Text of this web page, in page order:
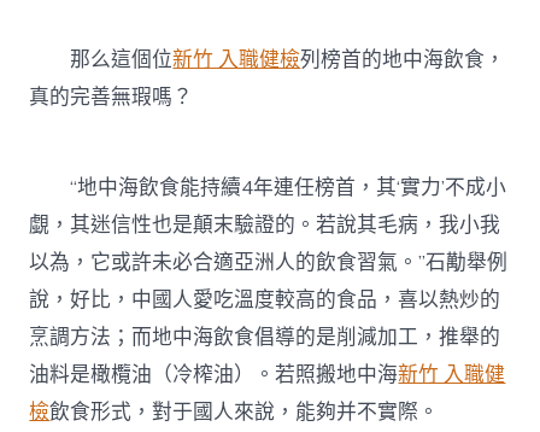
那么這個位新竹 入職健檢列榜首的地中海飲食，
真的完善無瑕嗎？
“地中海飲食能持續4年連任榜首，其‘實力’不成小
覷，其迷信性也是顛末驗證的。若說其毛病，我小我
以為，它或許未必合適亞洲人的飲食習氣。”石勱舉例
說，好比，中國人愛吃溫度較高的食品，喜以熱炒的
烹調方法；而地中海飲食倡導的是削減加工，推舉的
油料是橄欖油（冷榨油）。若照搬地中海新竹 入職健
檢飲食形式，對于國人來說，能夠并不實際。